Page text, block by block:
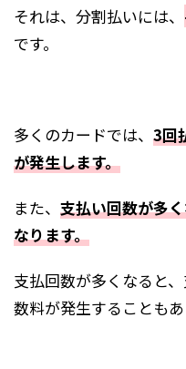
それは、分割払いには、
です。
多くのカードでは、 3回
が発生します。
また、 支払い回数が多
なります。
支払回数が多くなると
数料が発生することもあ